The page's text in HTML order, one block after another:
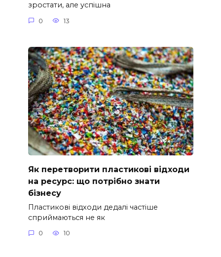
зростати, але успішна
0 13
Як перетворити пластикові відходи
на ресурс: що потрібно знати
бізнесу
Пластикові відходи дедалі частіше
сприймаються не як
0 10